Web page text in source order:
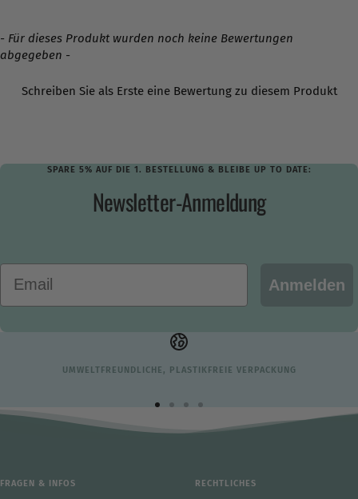
- Für dieses Produkt wurden noch keine Bewertungen
abgegeben -
Schreiben Sie als Erste eine Bewertung zu diesem Produkt
New content loaded
SPARE 5% AUF DIE 1. BESTELLUNG & BLEIBE UP TO DATE:
Newsletter-Anmeldung
Email
Anmelden
UMWELTFREUNDLICHE, PLASTIKFREIE VERPACKUNG
SlideSlide
gehen
Slide
gehen
Slide
gehen
FRAGEN & INFOS RECHTLICHES